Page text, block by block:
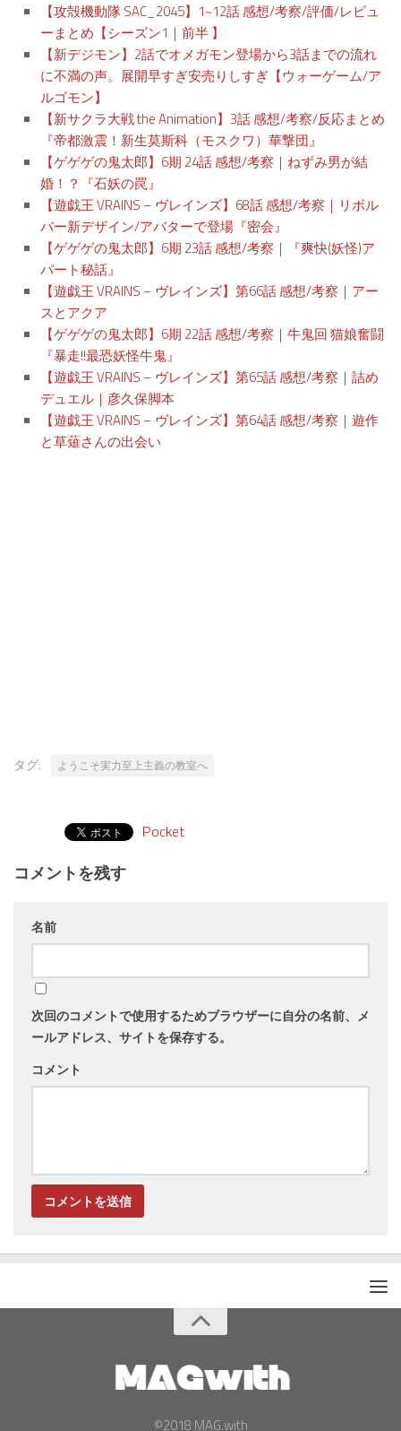
【攻殻機動隊 SAC_2045】1~12話 感想/考察/評価/レビュ
ーまとめ【シーズン1｜前半 】
【新デジモン】2話でオメガモン登場から3話までの流れ
に不満の声。展開早すぎ安売りしすぎ【ウォーゲーム/ア
ルゴモン】
【新サクラ大戦 the Animation】3話 感想/考察/反応まとめ
『帝都激震！新生莫斯科（モスクワ）華撃団』
【ゲゲゲの鬼太郎】6期 24話 感想/考察｜ねずみ男が結
婚！？『石妖の罠』
【遊戯王 VRAINS – ヴレインズ】68話 感想/考察｜リボル
バー新デザイン/アバターで登場『密会』
【ゲゲゲの鬼太郎】6期 23話 感想/考察｜『爽快(妖怪)ア
パート秘話』
【遊戯王 VRAINS – ヴレインズ】第66話 感想/考察｜アー
スとアクア
【ゲゲゲの鬼太郎】6期 22話 感想/考察｜牛鬼回 猫娘奮闘
『暴走!!最恐妖怪牛鬼』
【遊戯王 VRAINS – ヴレインズ】第65話 感想/考察｜詰め
デュエル｜彦久保脚本
【遊戯王 VRAINS – ヴレインズ】第64話 感想/考察｜遊作
と草薙さんの出会い
タグ: ようこそ実力至上主義の教室へ
Pocket
コメントを残す
名前
次回のコメントで使用するためブラウザーに自分の名前、メ
ールアドレス、サイトを保存する。
コメント
©2018 MAG.with